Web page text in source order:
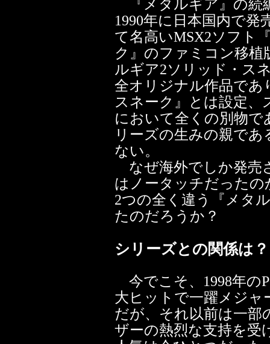
『メタルギア』の続
1990年に日本国内で発
て名高いMSX2ソフト
ク』のファミコン移
ルギア2ソリッド・ス
全オリジナル作品であ
スネーク』とは設定、
において全くの別物で
リーズの生みの親で
ない。
なぜ海外でしか発売
はノータッチだった
2つの全く違う『メタ
たのだろうか？
シリーズとの関係は？
今でこそ、1998年の
大ヒットで一躍メジ
だが、それ以前は一部
ザーの熱烈な支持を受